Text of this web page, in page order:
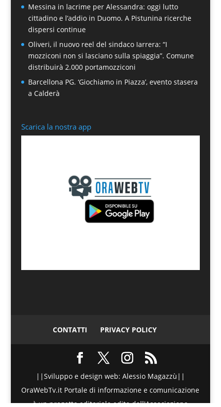
Messina in lacrime per Alessandra: oggi lutto
cittadino e l’addio in Duomo. A Pistunina ricerche
dispersi continue
Oliveri, il nuovo reel del sindaco Iarrera: “I
mozziconi non si lasciano sulla spiaggia”. Comune
distribuirà 2.000 portamozziconi
Barcellona PG. ‘Giochiamo in Piazza’, evento stasera
a Calderà
Scarica la nostra app
CONTATTI PRIVACY POLICY
||Sviluppo e design web: Alessio Magazzù||
OraWebTv.it Portale di informazione e comunicazione
è un progetto editoriale edito dall'Associazione